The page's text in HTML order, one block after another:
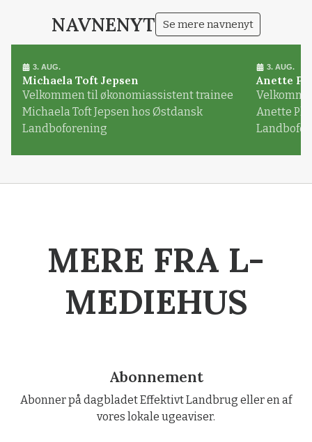
NAVNENYT Se mere navnenyt
3. AUG.
Michaela Toft Jepsen
Velkommen til økonomiassistent trainee
Michaela Toft Jepsen hos Østdansk
Landboforening
3. AUG.
Anette
Anette
MERE FRA L-
MEDIEHUS
Abonnement
Abonner på dagbladet Effektivt Landbrug eller en af
vores lokale ugeaviser.